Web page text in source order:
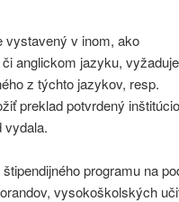
vystavený v inom, ako
anglickom jazyku,
z týchto jazykov, resp.
preklad potvrdený
vydala.
programu na
vysokoškolských